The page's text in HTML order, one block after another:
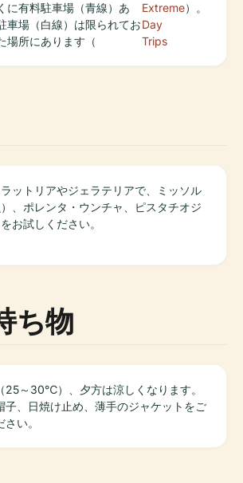
に有料駐車場（青線）あ
車場（白線）は限られてお
場所にあります（
Extreme
Day
Trips
）。
ットリアやジェラテリアで、ミッソル
）、ポレンタ・ウンチャ、ピスタチオジ
お試しください。
ち物
25～30℃）、夕方は涼しくなります。
子、日焼け止め、薄手のジャケットをご
い。